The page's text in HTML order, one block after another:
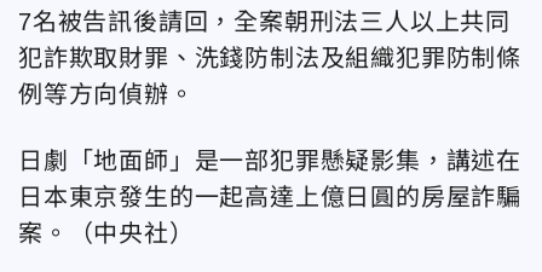
7名被告訊後請回，全案朝刑法三人以上共同
犯詐欺取財罪、洗錢防制法及組織犯罪防制條
例等方向偵辦。
日劇「地面師」是一部犯罪懸疑影集，講述在
日本東京發生的一起高達上億日圓的房屋詐騙
案。（中央社）